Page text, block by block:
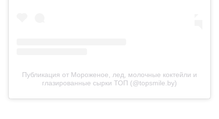
Публикация от Мороженое, лед, молочные коктейли и
глазированные сырки ТОП (@topsmile.by)